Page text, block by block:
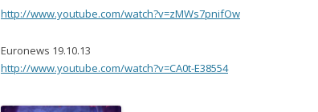
http://www.youtube.com/watch?v=zMWs7pnifOw
Euronews 19.10.13
http://www.youtube.com/watch?v=CA0t-E38554